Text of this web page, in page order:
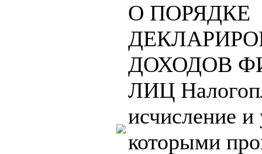
О ПОРЯДКЕ
ДОХОДОВ
ЛИЦ
исчисление и
которыми